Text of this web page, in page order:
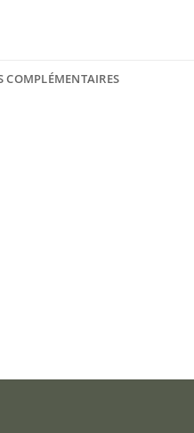
COMPLÉMENTAIRES